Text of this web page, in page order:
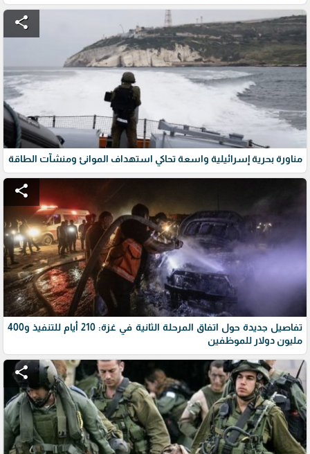
share
مناورة بحرية إسرائيلية واسعة تحاكي استهداف الموانئ ومنشآت الطاقة
share
تفاصيل جديدة حول اتفاق المرحلة الثانية في غزة: 210 أيام للتنفيذ و400
مليون دولار للموظفين
share